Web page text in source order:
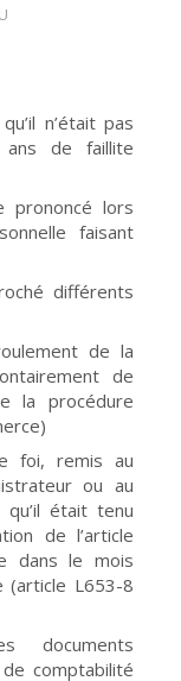
n’était pas
de faillite
prononcé lors
faisant
différents
de la
de
la procédure
foi, remis au
ou au
qu’il était tenu
de l’article
dans le mois
(article L653-8
documents
comptabilité